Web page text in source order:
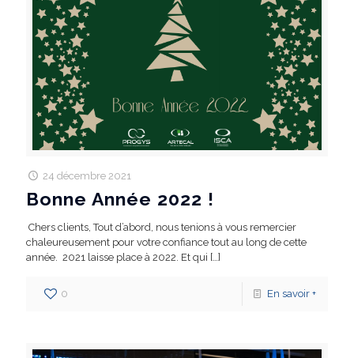
24 décembre 2021
Bonne Année 2022 !
Chers clients, Tout d’abord, nous tenions à vous remercier
chaleureusement pour votre confiance tout au long de cette
année. 2021 laisse place à 2022. Et qui […]
0 En savoir +